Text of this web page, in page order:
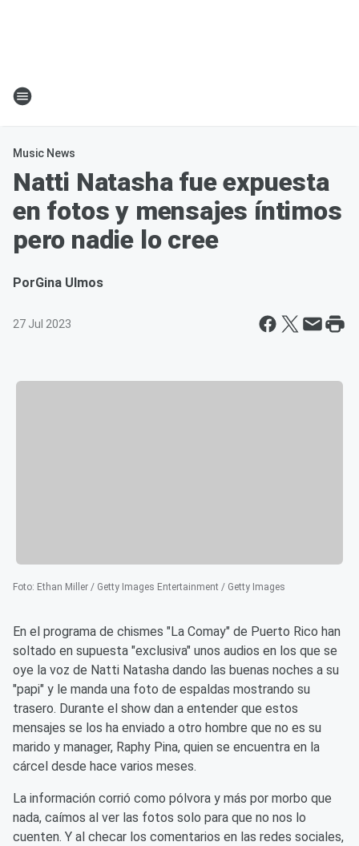
Music News
Natti Natasha fue expuesta
en fotos y mensajes íntimos
pero nadie lo cree
PorGina Ulmos
27 Jul 2023
Foto: Ethan Miller / Getty Images Entertainment / Getty Images
En el programa de chismes "La Comay" de Puerto Rico han
soltado en supuesta "exclusiva" unos audios en los que se
oye la voz de Natti Natasha dando las buenas noches a su
"papi" y le manda una foto de espaldas mostrando su
trasero. Durante el show dan a entender que estos
mensajes se los ha enviado a otro hombre que no es su
marido y manager, Raphy Pina, quien se encuentra en la
cárcel desde hace varios meses.
La información corrió como pólvora y más por morbo que
nada, caímos al ver las fotos solo para que no nos lo
cuenten. Y al checar los comentarios en las redes sociales,